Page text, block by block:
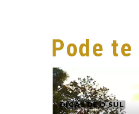
Pode
DICAS DE O SUL